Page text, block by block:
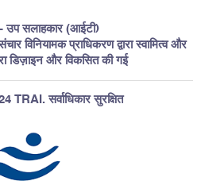
उप सलाहकार (आईटी)
विनियामक प्राधिकरण द्वारा स्वामित्व और
डिज़ाइन और विकसित की गई
TRAI. सर्वाधिकार सुरक्षित